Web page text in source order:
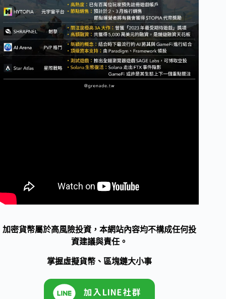
加密貨幣屬於高風險投資，本網站內容均不構成任何投
資建議與責任。
掌握虛擬貨幣、區塊鏈大小事